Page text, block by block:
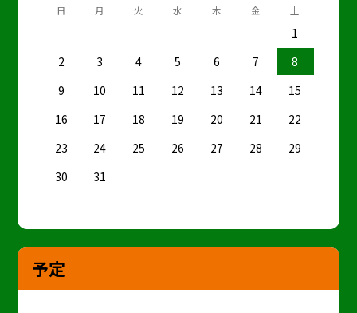
日 月 火 水 木 金 土
1
2
3 4 5 6 7
8
9
10 11 12 13 14
15
16
17 18 19 20 21
22
23
24 25 26 27 28
29
30
31
予定